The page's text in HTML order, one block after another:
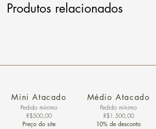
Produtos relacionados
Mini Atacado
Pedido ​mínimo
R$500,00
Preço do site
Médio Atacado
Pedido mínimo
R$1.500,00
10% de desconto